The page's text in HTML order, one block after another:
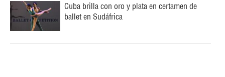
Cuba brilla con oro y plata en certamen de
ballet en Sudáfrica